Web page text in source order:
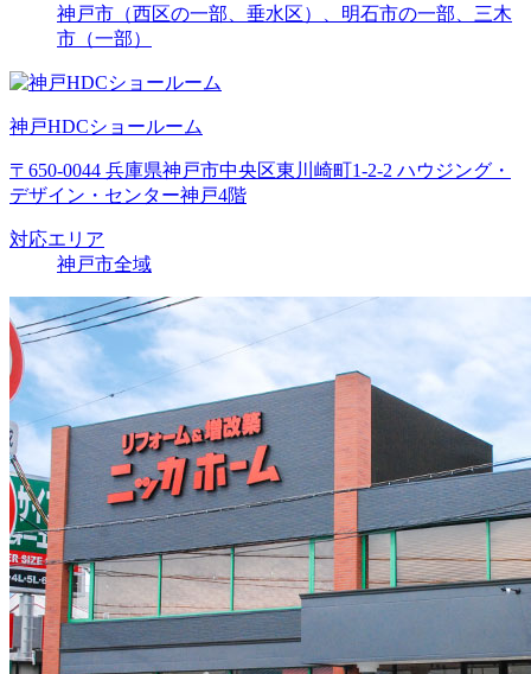
神戸市（西区の一部、垂水区）、明石市の一部、三木
市（一部）
神戸HDCショールーム
〒650-0044 兵庫県神戸市中央区東川崎町1-2-2 ハウジング・
デザイン・センター神戸4階
対応エリア
神戸市全域